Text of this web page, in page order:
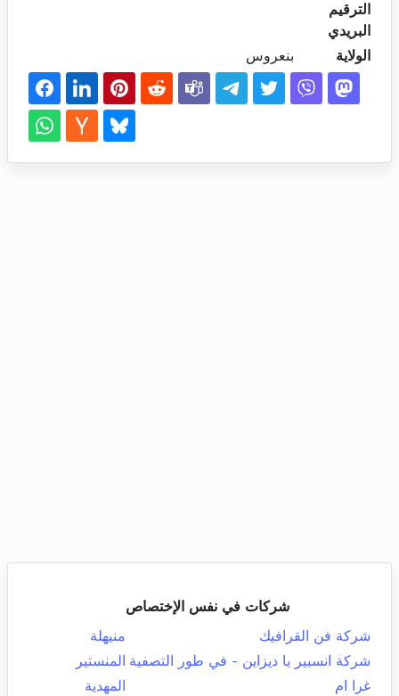
الترقيم
البريدي
الولاية
بنعروس
شركات في نفس الإختصاص
شركة فن القرافيك
منيهلة
شركة انسبير يا ديزاين - في طور التصفية المنستير
غرا ام
المهدية